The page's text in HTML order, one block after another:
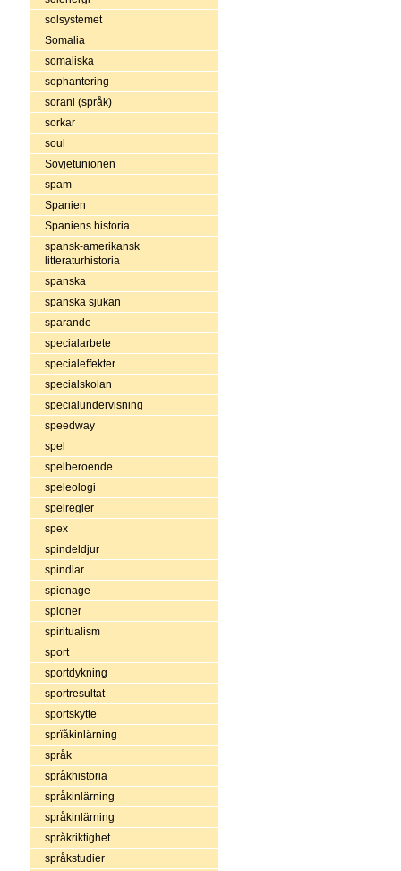
solsystemet
Somalia
somaliska
sophantering
sorani (språk)
sorkar
soul
Sovjetunionen
spam
Spanien
Spaniens historia
spansk-amerikansk
litteraturhistoria
spanska
spanska sjukan
sparande
specialarbete
specialeffekter
specialskolan
specialundervisning
speedway
spel
spelberoende
speleologi
spelregler
spex
spindeldjur
spindlar
spionage
spioner
spiritualism
sport
sportdykning
sportresultat
sportskytte
sprïåkinlärning
språk
språkhistoria
språkinlärning
språkinlärning
språkriktighet
språkstudier